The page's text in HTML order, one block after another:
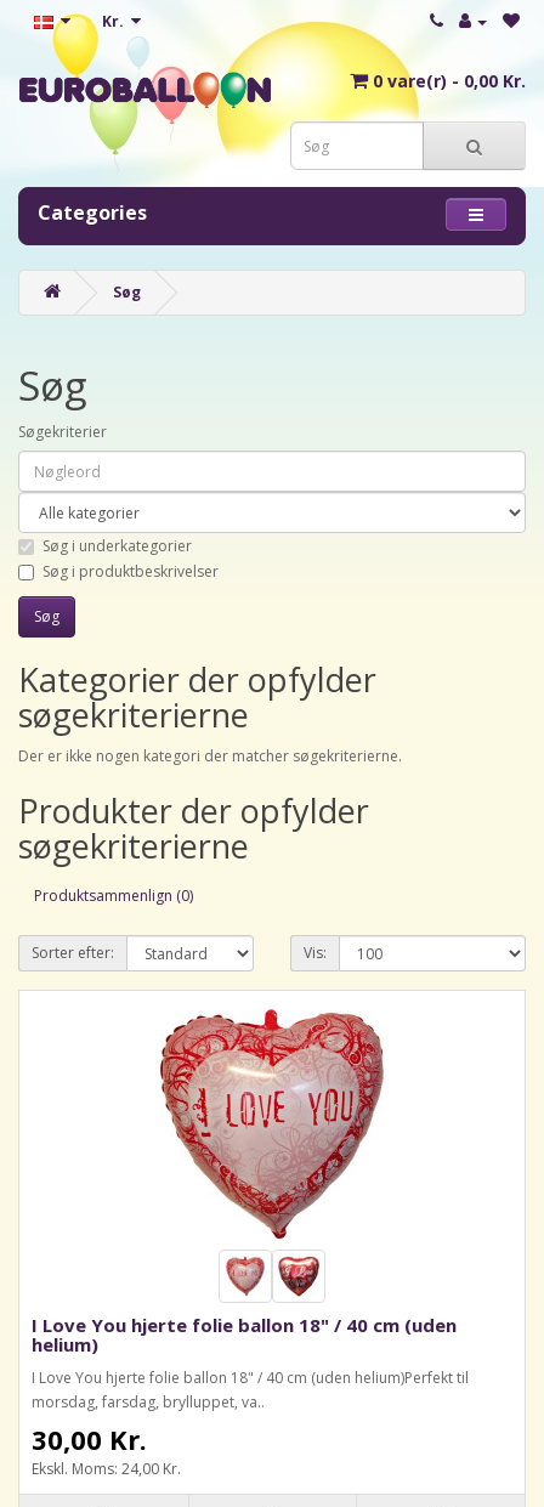
Kr.
0 vare(r) - 0,00 Kr.
Categories
Søg
Søg
Søgekriterier
Søg i underkategorier
Søg i produktbeskrivelser
Kategorier der opfylder
søgekriterierne
Der er ikke nogen kategori der matcher søgekriterierne.
Produkter der opfylder
søgekriterierne
Produktsammenlign (0)
Sorter efter: Vis:
I Love You hjerte folie ballon 18" / 40 cm (uden
helium)
I Love You hjerte folie ballon 18" / 40 cm (uden helium)Perfekt til
morsdag, farsdag, brylluppet, va..
30,00 Kr.
Ekskl. Moms: 24,00 Kr.